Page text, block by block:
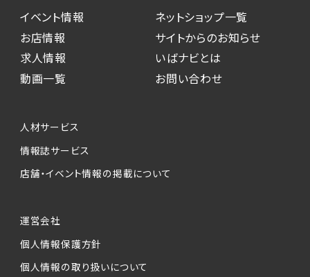
イベント情報
お店情報
求人情報
動画一覧
ネットショップ一覧
サイトからのお知らせ
いばナビとは
お問い合わせ
人材サービス
情報誌サービス
店舗・イベント情報の掲載について
運営会社
個人情報保護方針
個人情報の取り扱いについて